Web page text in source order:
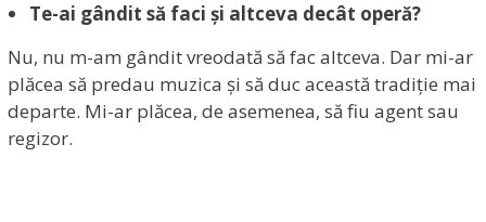
Te-ai gândit să faci și altceva decât operă?
Nu, nu m-am gândit vreodată să fac altceva. Dar mi-ar
plăcea să predau muzica și să duc această tradiție mai
departe. Mi-ar plăcea, de asemenea, să fiu agent sau
regizor.